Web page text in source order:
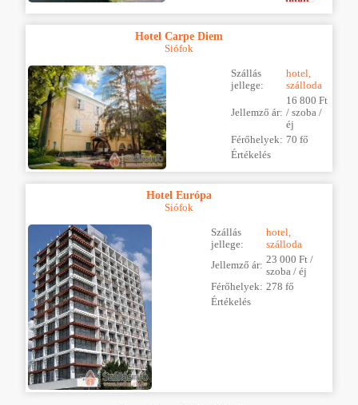
Hotel Carpe Diem
Siófok
Szállás
jellege:
hotel,
szálloda
Jellemző ár:
16 800 Ft
/ szoba /
éj
Férőhelyek: 70 fő
Értékelés
Hotel Európa
Siófok
Szállás
jellege:
hotel,
szálloda
Jellemző ár: 23 000 Ft /
szoba / éj
Férőhelyek: 278 fő
Értékelés